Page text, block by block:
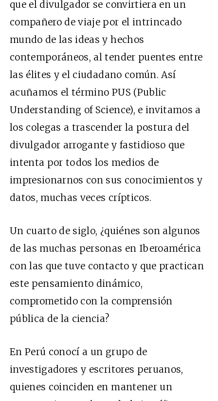
que el divulgador se convirtiera en un
compañero de viaje por el intrincado
mundo de las ideas y hechos
contemporáneos, al tender puentes entre
las élites y el ciudadano común. Así
acuñamos el término PUS (Public
Understanding of Science), e invitamos a
los colegas a trascender la postura del
divulgador arrogante y fastidioso que
intenta por todos los medios de
impresionarnos con sus conocimientos y
datos, muchas veces crípticos.
Un cuarto de siglo, ¿quiénes son algunos
de las muchas personas en Iberoamérica
con las que tuve contacto y que practican
este pensamiento dinámico,
comprometido con la comprensión
pública de la ciencia?
En Perú conocí a un grupo de
investigadores y escritores peruanos,
quienes coinciden en mantener un